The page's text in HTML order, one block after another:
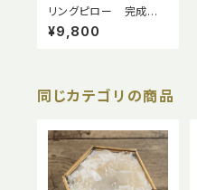
リングピロー 完成
品 クリスタルフラワ
ー 布花 ドレスサテ
¥9,800
同じカテゴリの商品